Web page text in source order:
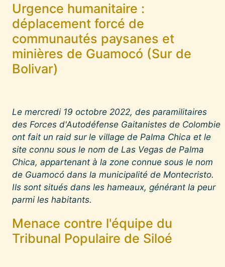
Urgence humanitaire :
déplacement forcé de
communautés paysanes et
minières de Guamocó (Sur de
Bolivar)
Le mercredi 19 octobre 2022, des paramilitaires
des Forces d'Autodéfense Gaitanistes de Colombie
ont fait un raid sur le village de Palma Chica et le
site connu sous le nom de Las Vegas de Palma
Chica, appartenant à la zone connue sous le nom
de Guamocó dans la municipalité de Montecristo.
Ils sont situés dans les hameaux, générant la peur
parmi les habitants.
Menace contre l'équipe du
Tribunal Populaire de Siloé